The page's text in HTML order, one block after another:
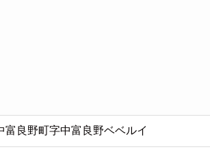
富良野町字中富良野ベベルイ